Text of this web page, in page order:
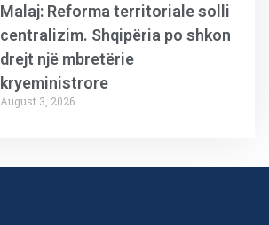
Malaj: Reforma territoriale solli
centralizim. Shqipëria po shkon
drejt një mbretërie
kryeministrore
August 3, 2026